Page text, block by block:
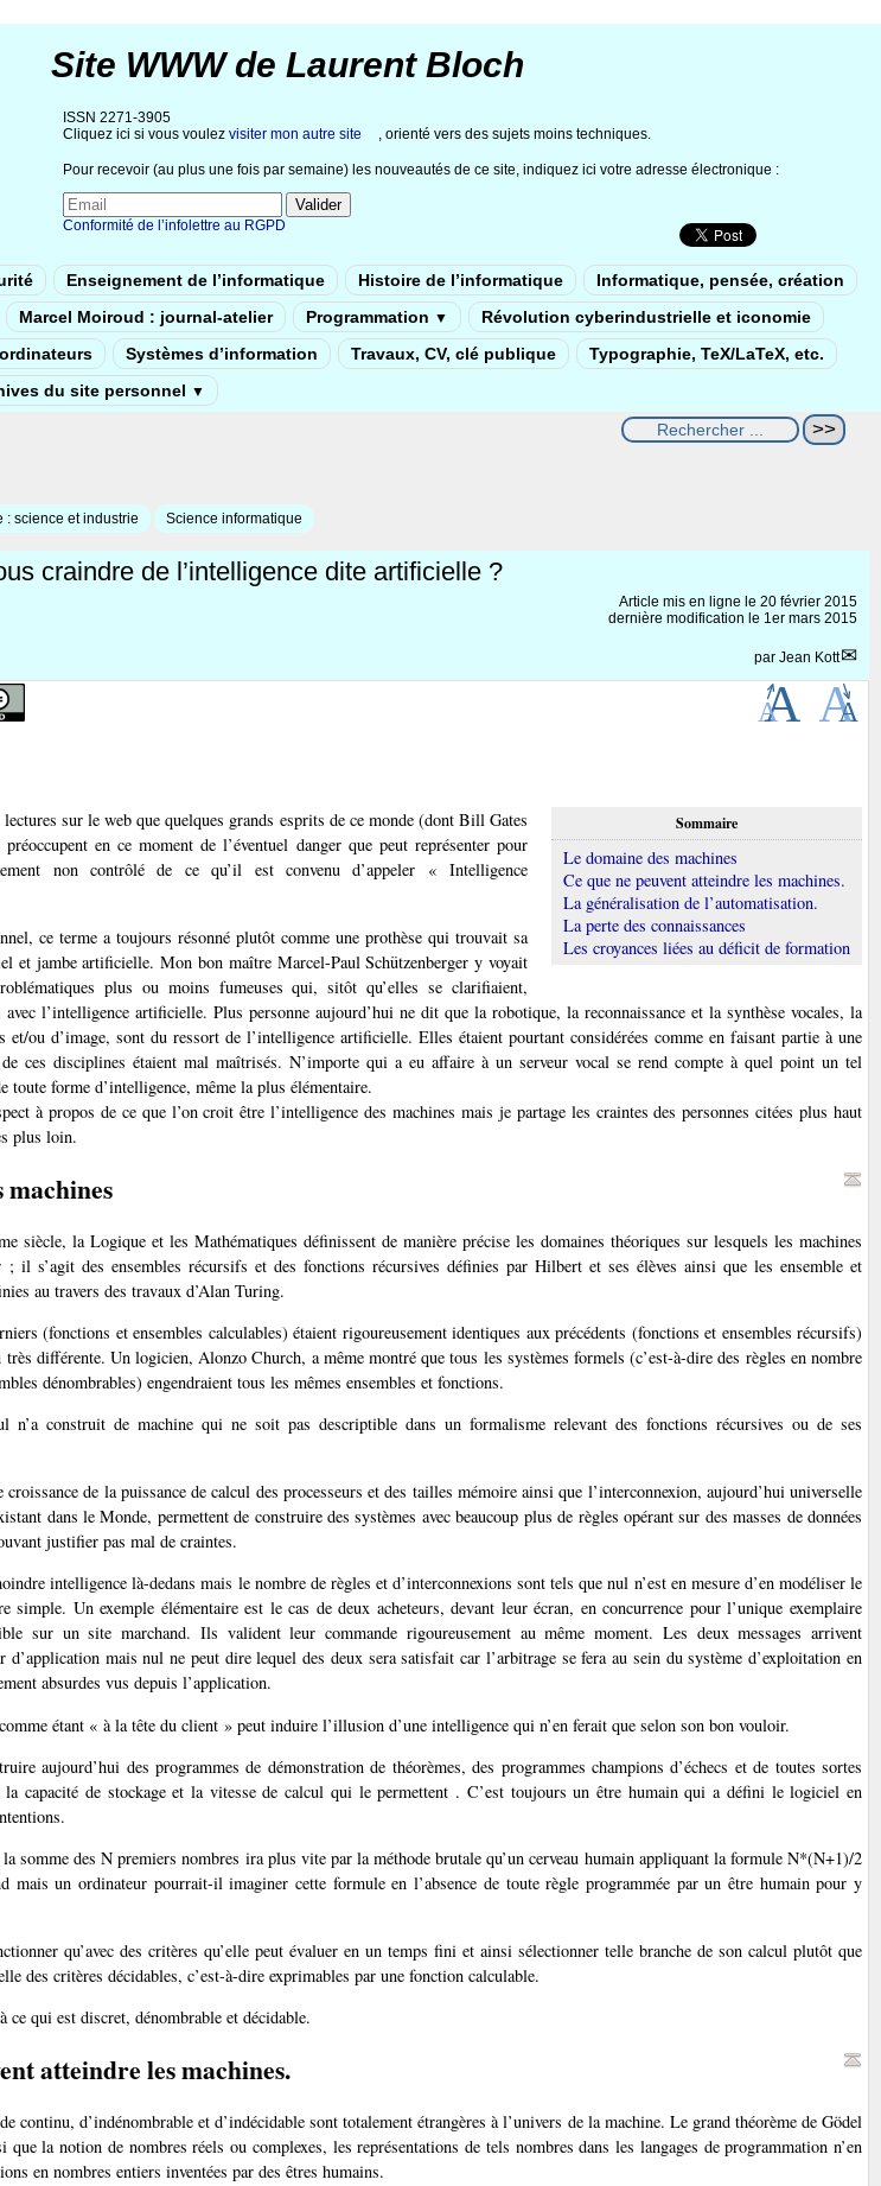
Site WWW de Laurent Bloch
ISSN 2271-3905
Cliquez ici si vous voulez visiter mon autre site , orienté vers des sujets moins techniques.
Pour recevoir (au plus une fois par semaine) les nouveautés de ce site, indiquez ici votre adresse électronique :
Conformité de l’infolettre au RGPD
Enseignement de l’informatique Histoire de l’informatique
Informatique, pensée, création
Marcel Moiroud : journal-atelier Programmation ▼
Révolution cyberindustrielle et iconomie
Systèmes d’information Travaux, CV, clé publique
Typographie, TeX/LaTeX, etc.
du site personnel ▼
: science et industrie Science informatique
craindre de l’intelligence dite artificielle ?
Article mis en ligne le 20 février 2015
dernière modification le 1er mars 2015
par Jean Kott
Sommaire
Le domaine des machines
Ce que ne peuvent atteindre les machines.
La généralisation de l’automatisation.
La perte des connaissances
Les croyances liées au déficit de formation
lectures sur le web que quelques grands esprits de ce monde (dont Bill Gates
en ce moment de l’éventuel danger que peut représenter pour
non contrôlé de ce qu’il est convenu d’appeler « Intelligence
ce terme a toujours résonné plutôt comme une prothèse qui trouvait sa
et jambe artificielle. Mon bon maître Marcel-Paul Schützenberger y voyait
plus ou moins fumeuses qui, sitôt qu’elles se clarifiaient,
avec l’intelligence artificielle. Plus personne aujourd’hui ne dit que la robotique, la reconnaissance et la synthèse vocales, la
et/ou d’image, sont du ressort de l’intelligence artificielle. Elles étaient pourtant considérées comme en faisant partie à une
ces disciplines étaient mal maîtrisés. N’importe qui a eu affaire à un serveur vocal se rend compte à quel point un tel
toute forme d’intelligence, même la plus élémentaire.
à propos de ce que l’on croit être l’intelligence des machines mais je partage les craintes des personnes citées plus haut
plus loin.
machines
siècle, la Logique et les Mathématiques définissent de manière précise les domaines théoriques sur lesquels les machines
; il s’agit des ensembles récursifs et des fonctions récursives définies par Hilbert et ses élèves ainsi que les ensemble et
au travers des travaux d’Alan Turing.
(fonctions et ensembles calculables) étaient rigoureusement identiques aux précédents (fonctions et ensembles récursifs)
différente. Un logicien, Alonzo Church, a même montré que tous les systèmes formels (c’est-à-dire des règles en nombre
dénombrables) engendraient tous les mêmes ensembles et fonctions.
n’a construit de machine qui ne soit pas descriptible dans un formalisme relevant des fonctions récursives ou de ses
croissance de la puissance de calcul des processeurs et des tailles mémoire ainsi que l’interconnexion, aujourd’hui universelle
dans le Monde, permettent de construire des systèmes avec beaucoup plus de règles opérant sur des masses de données
justifier pas mal de craintes.
intelligence là-dedans mais le nombre de règles et d’interconnexions sont tels que nul n’est en mesure d’en modéliser le
simple. Un exemple élémentaire est le cas de deux acheteurs, devant leur écran, en concurrence pour l’unique exemplaire
sur un site marchand. Ils valident leur commande rigoureusement au même moment. Les deux messages arrivent
d’application mais nul ne peut dire lequel des deux sera satisfait car l’arbitrage se fera au sein du système d’exploitation en
absurdes vus depuis l’application.
étant « à la tête du client » peut induire l’illusion d’une intelligence qui n’en ferait que selon son bon vouloir.
aujourd’hui des programmes de démonstration de théorèmes, des programmes champions d’échecs et de toutes sortes
la capacité de stockage et la vitesse de calcul qui le permettent . C’est toujours un être humain qui a défini le logiciel en
somme des N premiers nombres ira plus vite par la méthode brutale qu’un cerveau humain appliquant la formule N*(N+1)/2
mais un ordinateur pourrait-il imaginer cette formule en l’absence de toute règle programmée par un être humain pour y
qu’avec des critères qu’elle peut évaluer en un temps fini et ainsi sélectionner telle branche de son calcul plutôt que
des critères décidables, c’est-à-dire exprimables par une fonction calculable.
ce qui est discret, dénombrable et décidable.
atteindre les machines.
continu, d’indénombrable et d’indécidable sont totalement étrangères à l’univers de la machine. Le grand théorème de Gödel
que la notion de nombres réels ou complexes, les représentations de tels nombres dans les langages de programmation n’en
en nombres entiers inventées par des êtres humains.